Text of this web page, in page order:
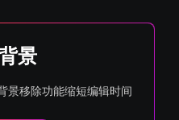
景
景移除功能缩短编辑时间